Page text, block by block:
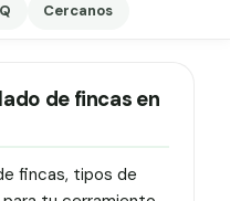
Cercanos
de fincas en
fincas, tipos de